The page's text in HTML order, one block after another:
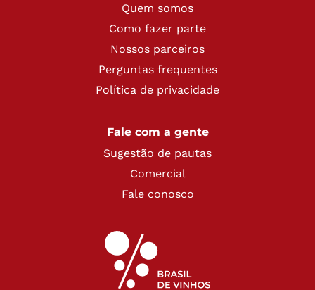
Quem somos
Como fazer parte
Nossos parceiros
Perguntas frequentes
Política de privacidade
Fale com a gente
Sugestão de pautas
Comercial
Fale conosco